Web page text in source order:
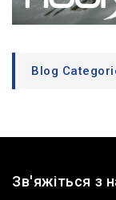
Blog
Зв'яжіться з